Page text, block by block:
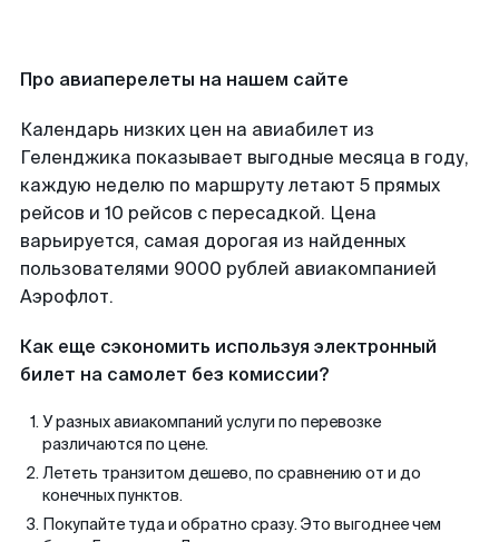
Про авиаперелеты на нашем сайте
Календарь низких цен на авиабилет из
Геленджика показывает выгодные месяца в году,
каждую неделю по маршруту летают 5 прямых
рейсов и 10 рейсов с пересадкой. Цена
варьируется, самая дорогая из найденных
пользователями 9000 рублей авиакомпанией
Аэрофлот.
Как еще сэкономить используя электронный
билет на самолет без комиссии?
У разных авиакомпаний услуги по перевозке
различаются по цене.
Лететь транзитом дешево, по сравнению от и до
конечных пунктов.
Покупайте туда и обратно сразу. Это выгоднее чем